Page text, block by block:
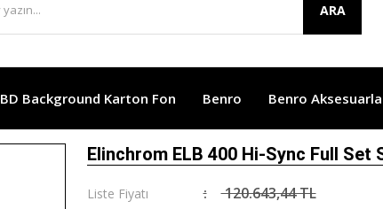
ARA
BD Background Karton Fon Benro Benro
Elinchrom ELB 400 Hi-Sync Full Set
Liste Fiyatı 120.643,44 TL